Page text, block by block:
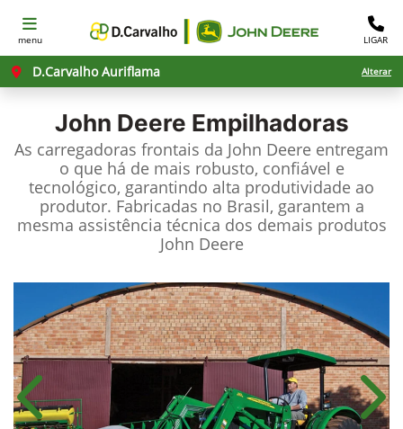
menu LIGAR
D.Carvalho Auriflama Alterar
John Deere Empilhadoras
As carregadoras frontais da John Deere entregam
o que há de mais robusto, confiável e
tecnológico, garantindo alta produtividade ao
produtor. Fabricadas no Brasil, garantem a
mesma assistência técnica dos demais produtos
John Deere
Anterior